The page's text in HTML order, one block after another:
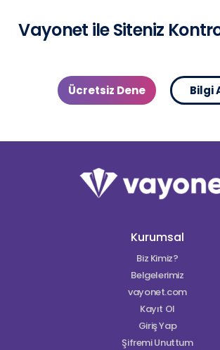
Vayonet ile Siteniz
Ücretsiz Dene Bilgi
Kurumsal
Biz Kimiz?
Belgelerimiz
vayonet.com
Kayıt Ol
Giriş Yap
Şifremi Unuttum